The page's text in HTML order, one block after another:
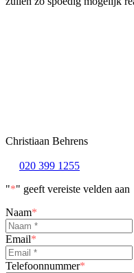
Christiaan Behrens
020 399 1255
"*" geeft vereiste velden aan
Naam*
Email*
Telefoonnummer*